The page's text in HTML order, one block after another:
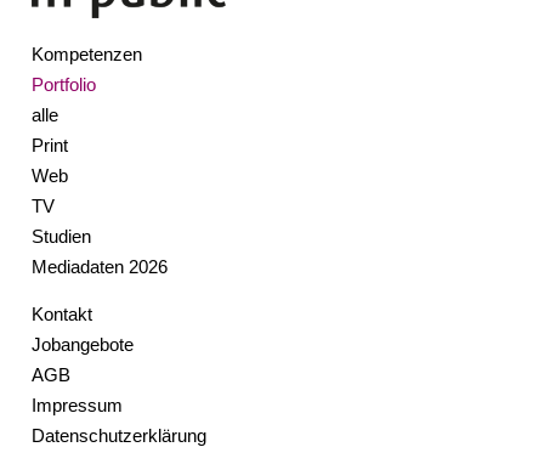
Kompetenzen
Portfolio
alle
Print
Web
TV
Studien
Mediadaten 2026
Kontakt
Jobangebote
AGB
Impressum
Datenschutzerklärung